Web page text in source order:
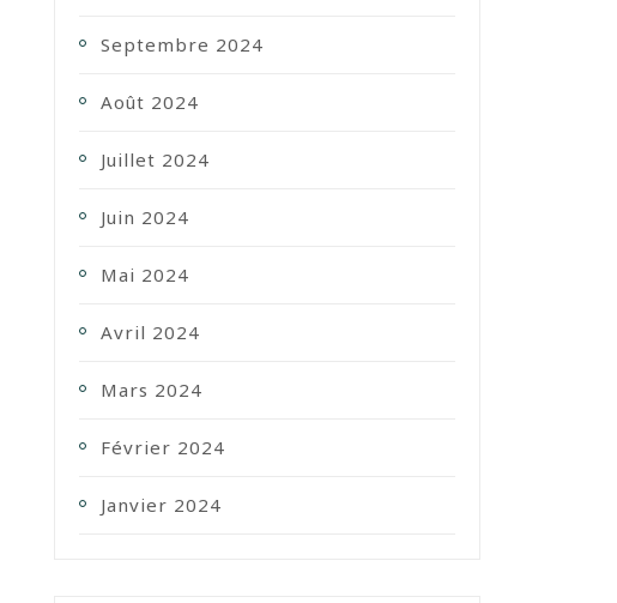
Septembre 2024
Août 2024
Juillet 2024
Juin 2024
Mai 2024
Avril 2024
Mars 2024
Février 2024
Janvier 2024